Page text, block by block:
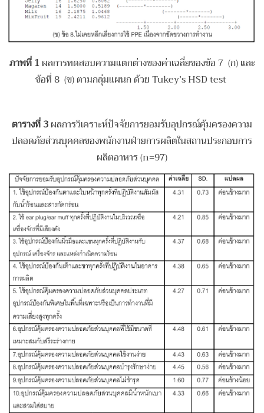
ภาพที่ 1ผลการทดสอบความแตกต่างของค่าเฉลี่ยของข้อ 7 (ก) และ
ข้อที่ 8 (ข) ตามกลุ่มแผนก ด้วย Tukey’s HSD test
ตารางที่3ผลการวิเคราะห์ปัจจัยการยอมรับอุปกรณ์คุ้มครองความ
ปลอดภัยส่วนบุคคลของพนักงานฝ่ายการผลิตในสถานประกอบการ
ผลิตอาหาร (n=97)